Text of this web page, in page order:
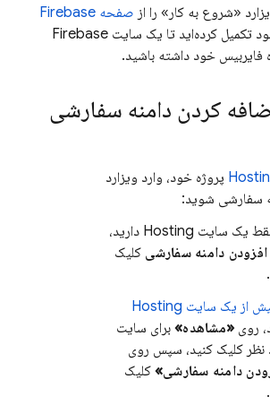
«شروع به کار» را از صفحه Firebase
تکمیل کرده‌اید تا یک سایت Firebase
فایربیس خود داشته باشید.
کردن دامنه سفارشی
پروژه خود، وارد ویزارد
سفارشی شوید:
یک سایت Hosting دارید،
دامنه سفارشی کلیک
از یک سایت Hosting
روی «مشاهده» برای سایت
نظر کلیک کنید، سپس روی
دامنه سفارشی» کلیک